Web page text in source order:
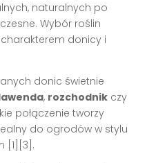
naturalnych po
Wybór roślin
donicy i
donic świetnie
, rozchodnik czy
połączenie tworzy
do ogrodów w stylu
[1][3].